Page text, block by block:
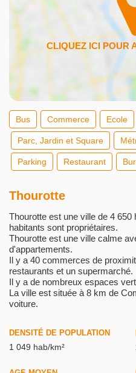
Bus Commerce Ecole
Parc, Jardin et Square
Parking Restaurant
Thourotte
Thourotte est une ville de 4 650
habitants sont propriétaires.
Thourotte est une ville calme
d'appartements.
Il y a 40 commerces de
restaurants et un supermarché.
Il y a de nombreux espaces
La ville est située à 8 km de
voiture.
DENSITÉ DE POPULATION
1 049 hab/km²